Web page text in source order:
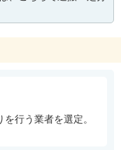
行う業者を選定。